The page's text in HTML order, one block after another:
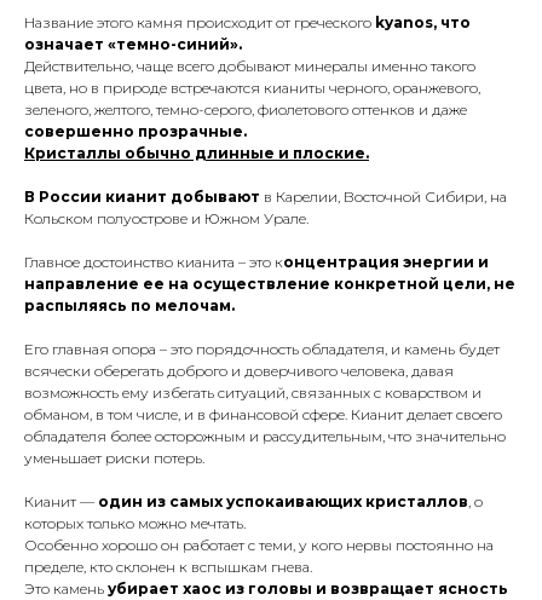
Название этого камня происходит от греческого kyanos, что
означает «темно-синий».
Действительно, чаще всего добывают минералы именно такого
цвета, но в природе встречаются кианиты черного, оранжевого,
зеленого, желтого, темно-серого, фиолетового оттенков и даже
совершенно прозрачные.
Кристаллы обычно длинные и плоские.
В России кианит добывают в Карелии, Восточной Сибири, на
Кольском полуострове и Южном Урале.
Главное достоинство кианита – это концентрация энергии и
направление ее на осуществление конкретной цели, не
распыляясь по мелочам.
Его главная опора – это порядочность обладателя, и камень будет
всячески оберегать доброго и доверчивого человека, давая
возможность ему избегать ситуаций, связанных с коварством и
обманом, в том числе, и в финансовой сфере. Кианит делает своего
обладателя более осторожным и рассудительным, что значительно
уменьшает риски потерь.
Кианит — один из самых успокаивающих кристаллов, о
которых только можно мечтать.
Особенно хорошо он работает с теми, у кого нервы постоянно на
пределе, кто склонен к вспышкам гнева.
Это камень убирает хаос из головы и возвращает ясность